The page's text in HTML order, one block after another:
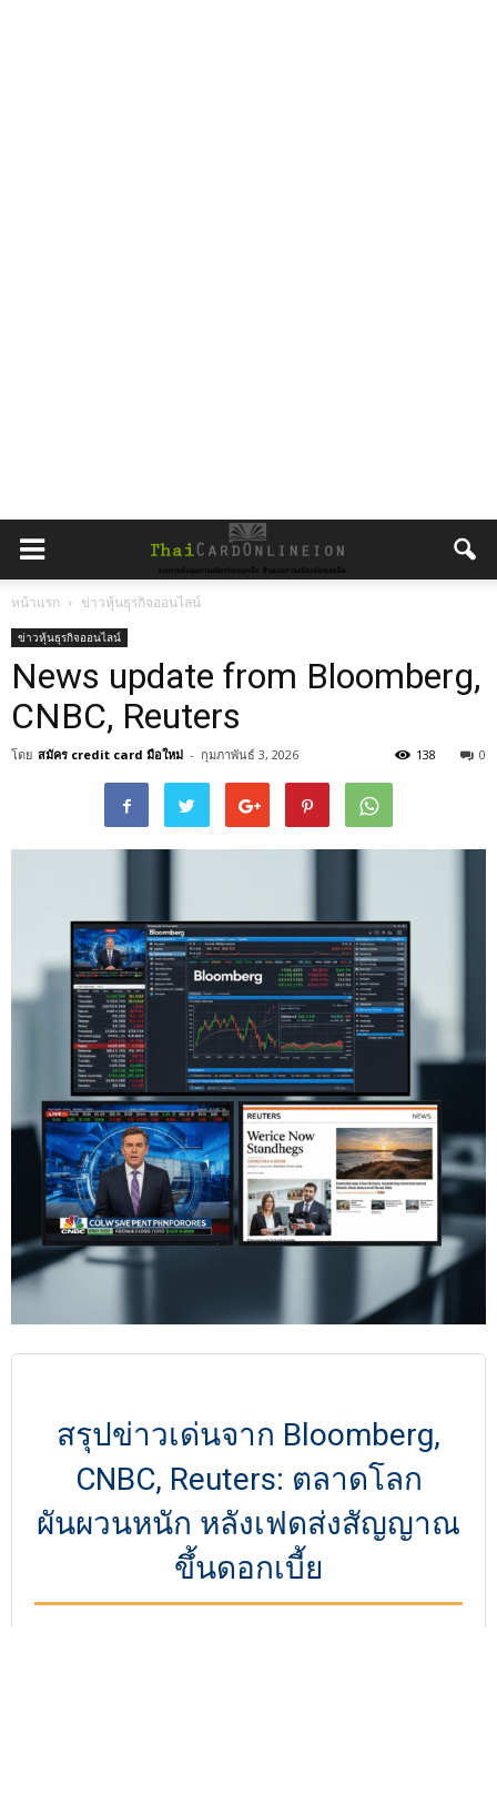
หน้าแรก ข่าวหุ้นธุรกิจออนไลน์
ข่าวหุ้นธุรกิจออนไลน์
News update from Bloomberg,
CNBC, Reuters
โดย สมัคร credit card มือใหม่ - กุมภาพันธ์ 3, 2026 0
138
สรุปข่าวเด่นจาก Bloomberg,
CNBC, Reuters: ตลาดโลก
ผันผวนหนัก หลังเฟดส่งสัญญาณ
ขึ้นดอกเบี้ย